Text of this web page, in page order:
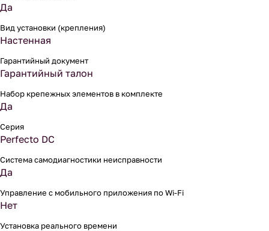
Да
Вид установки (крепления)
Настенная
Гарантийный документ
Гарантийный талон
Набор крепежных элементов в комплекте
Да
Серия
Perfecto DC
Система самодиагностики неисправности
Да
Управление c мобильного приложения по Wi-Fi
Нет
Установка реального времени